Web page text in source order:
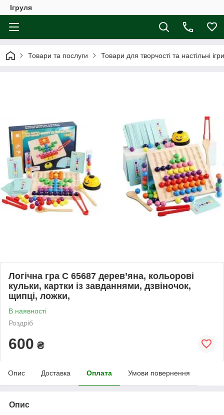
Ігруля
Товари та послуги Товари для творчості та настільні ігри
Логічна гра C 65687 дерев’яна, кольорові
кульки, картки із завданнями, дзвіночок,
щипці, ложки,
В наявності
Роздріб
600 ₴
Опис Доставка Оплата Умови повернення
Опис